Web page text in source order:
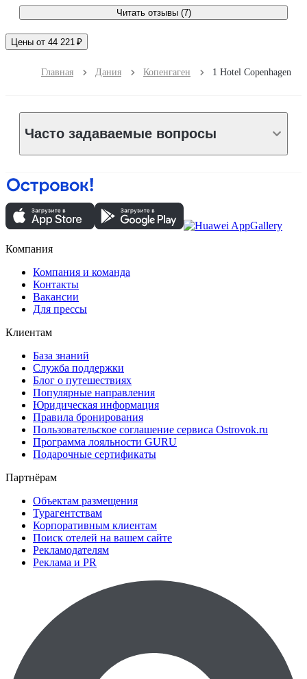
Читать отзывы (7)
Цены от 44 221 ₽
Главная Дания Копенгаген 1 Hotel Copenhagen
Часто задаваемые вопросы
Компания
Компания и команда
Контакты
Вакансии
Для прессы
Клиентам
База знаний
Служба поддержки
Блог о путешествиях
Популярные направления
Юридическая информация
Правила бронирования
Пользовательское соглашение сервиса Ostrovok.ru
Программа лояльности GURU
Подарочные сертификаты
Партнёрам
Объектам размещения
Турагентствам
Корпоративным клиентам
Поиск отелей на вашем сайте
Рекламодателям
Реклама и PR